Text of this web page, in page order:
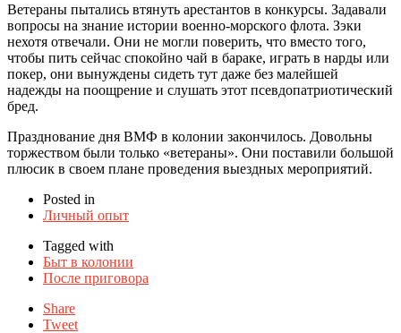
Ветераны пытались втянуть арестантов в конкурсы. Задавали
вопросы на знание истории военно-морского флота. Зэки
нехотя отвечали. Они не могли поверить, что вместо того,
чтобы пить сейчас спокойно чай в бараке, играть в нарды или
покер, они вынуждены сидеть тут даже без малейшей
надежды на поощрение и слушать этот псевдопатриотический
бред.
Празднование дня ВМФ в колонии закончилось. Довольны
торжеством были только «ветераны». Они поставили большой
плюсик в своем плане проведения выездных мероприятий.
Posted in
Личный опыт
Tagged with
Быт в колонии
После приговора
Share
Tweet